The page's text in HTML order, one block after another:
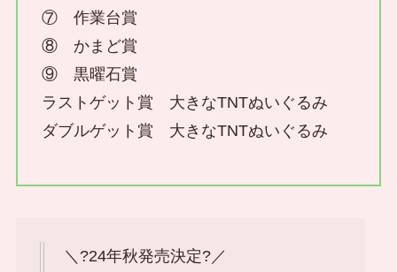
⑦ 作業台賞
⑧ かまど賞
⑨ 黒曜石賞
ラストゲット賞 大きなTNTぬいぐるみ
ダブルゲット賞 大きなTNTぬいぐるみ
＼?24年秋発売決定?／